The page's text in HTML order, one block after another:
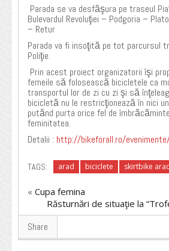
Parada se va desfăşura pe traseul
Bulevardul Revoluţiei – Podgoria –
– Retur
Parada va fi insoţită pe tot parcursul
Poliţie.
Prin acest proiect organizatorii îşi
femeile să folosească bicicletele ca
transportul lor de zi cu zi şi să
bicicletă nu le restricţionează în nici
putănd purta orice fel de
feminitatea.
Detalii : http://bikeforall.ro/
TAGS: arad biciclete skirtbike
« Cupa femina
Răsturnări de situaţie la
Share